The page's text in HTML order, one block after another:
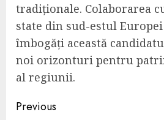
tradiționale. Colaborarea
state din sud-estul
îmbogăți această
noi orizonturi pentru
al regiunii.
Continue
Previous